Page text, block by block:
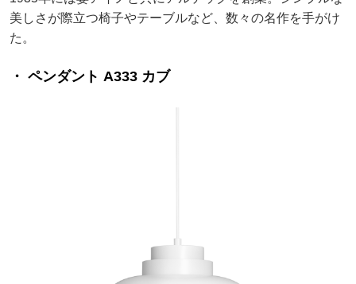
美しさが際立つ椅子やテーブルなど、数々の名作を手がけ
た。
・ ペンダント A333 カブ